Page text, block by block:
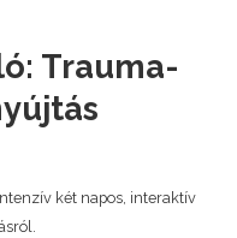
Trauma-
két napos, interaktív